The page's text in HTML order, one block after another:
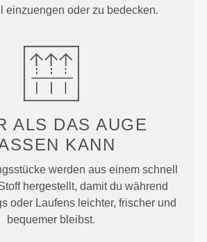
einzuengen oder zu bedecken.
ALS DAS AUGE
KANN
werden aus einem schnell
hergestellt, damit du während
oder Laufens leichter, frischer und
bequemer bleibst.